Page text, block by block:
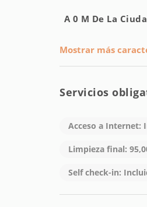
A 0 M De La
Mostrar más
Servicios
Acceso a Internet:
Limpieza final:
Self check-in: